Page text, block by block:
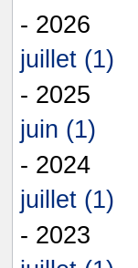
- 2026
juillet (1)
- 2025
juin (1)
- 2024
juillet (1)
- 2023